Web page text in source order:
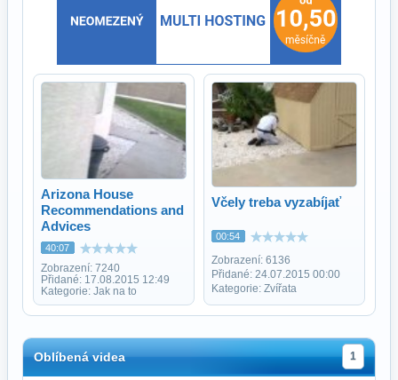
Arizona House
Recommendations and
Advices
40:07
Zobrazení: 7240
Přidané: 17.08.2015 12:49
Kategorie: Jak na to
Včely treba vyzabíjať
00:54
Zobrazení: 6136
Přidané: 24.07.2015 00:00
Kategorie: Zvířata
Oblíbená videa 1